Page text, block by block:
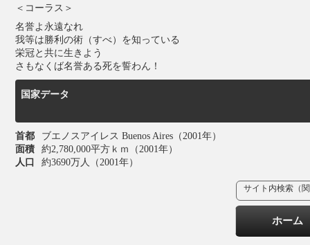
＜コーラス＞
名誉よ永遠なれ
我等は勝利の術（すべ）を知っている
栄冠と共に生きよう
さもなくば名誉ある死を誓わん！
国家データ
首都
ブエノスアイレス Buenos Aires（2001年）
面積
約2,780,000平方ｋｍ（2001年）
人口
約3690万人（2001年）
サイト内検索（
ホーム